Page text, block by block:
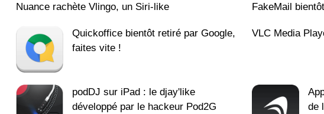
Nuance rachète Vlingo, un Siri-like FakeMail
Quickoffice bientôt retiré par Google,
faites vite !
VLC Media
podDJ sur iPad : le djay'like
développé par le hackeur Pod2G
de